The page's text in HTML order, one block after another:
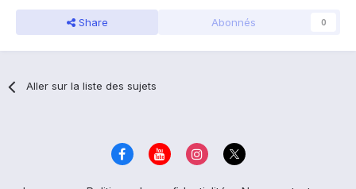
Share Abonnés 0
Aller sur la liste des sujets